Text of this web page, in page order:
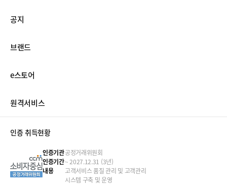
공지
브랜드
e스토어
원격서비스
인증 취득현황
인증기관공정거래위원회
인증기간~ 2027.12.31 (3년)
내용
고객서비스 품질 관리 및 고객관리
시스템 구축 및 운영